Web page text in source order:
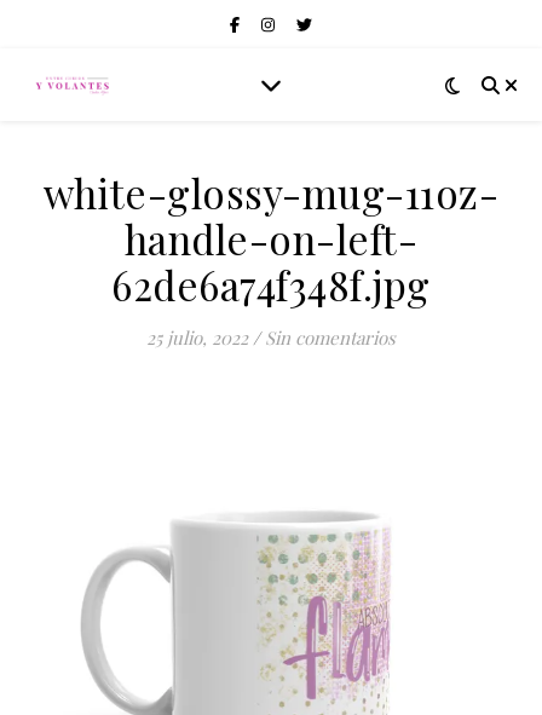
white-glossy-mug-11oz-
handle-on-left-
62de6a74f348f.jpg
25 julio, 2022 / Sin comentarios